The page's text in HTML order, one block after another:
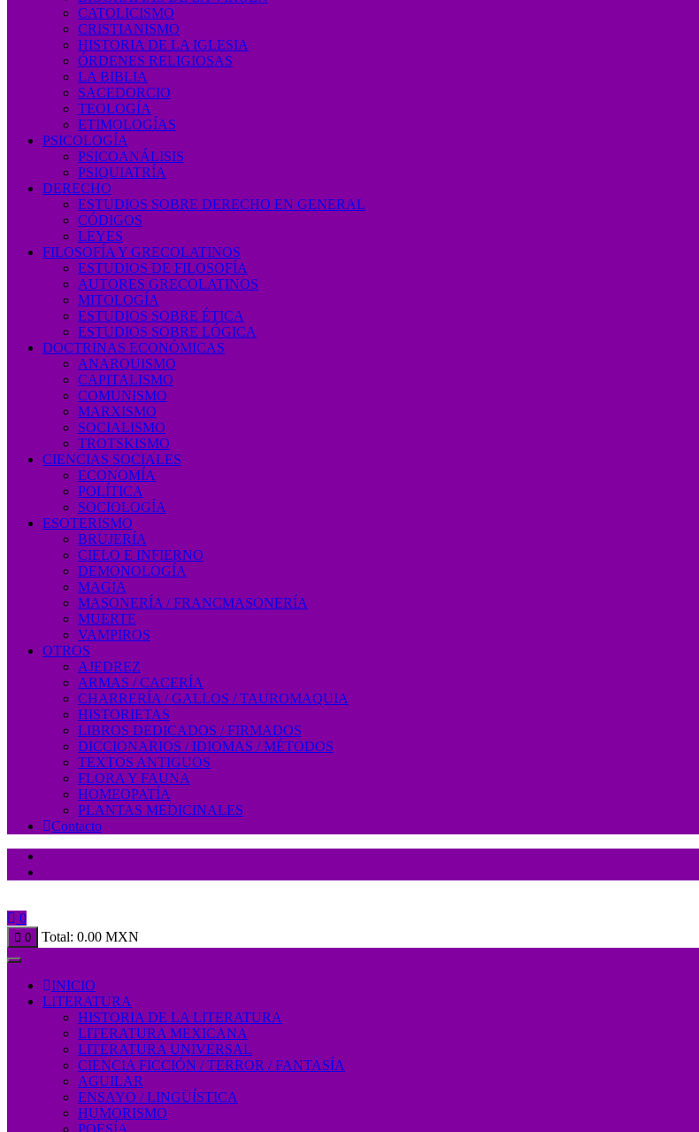
CATOLICISMO
CRISTIANISMO
HISTORIA DE LA IGLESIA
ÓRDENES RELIGIOSAS
LA BIBLIA
SACEDORCIO
TEOLOGÍA
ETIMOLOGÍAS
PSICOLOGÍA
PSICOANÁLISIS
PSIQUIATRÍA
DERECHO
ESTUDIOS SOBRE DERECHO EN GENERAL
CÓDIGOS
LEYES
FILOSOFÍA Y GRECOLATINOS
ESTUDIOS DE FILOSOFÍA
AUTORES GRECOLATINOS
MITOLOGÍA
ESTUDIOS SOBRE ÉTICA
ESTUDIOS SOBRE LÓGICA
DOCTRINAS ECONÓMICAS
ANARQUISMO
CAPITALISMO
COMUNISMO
MARXISMO
SOCIALISMO
TROTSKISMO
CIENCIAS SOCIALES
ECONOMÍA
POLÍTICA
SOCIOLOGÍA
ESOTERISMO
BRUJERÍA
CIELO E INFIERNO
DEMONOLOGÍA
MAGIA
MASONERÍA / FRANCMASONERÍA
MUERTE
VAMPIROS
OTROS
AJEDREZ
ARMAS / CACERÍA
CHARRERÍA / GALLOS / TAUROMAQUIA
HISTORIETAS
LIBROS DEDICADOS / FIRMADOS
DICCIONARIOS / IDIOMAS / MÉTODOS
TEXTOS ANTIGUOS
FLORA Y FAUNA
HOMEOPATÍA
PLANTAS MEDICINALES
Contacto
0
0 Total: 0.00 MXN
INICIO
LITERATURA
HISTORIA DE LA LITERATURA
LITERATURA MEXICANA
LITERATURA UNIVERSAL
CIENCIA FICCIÓN / TERROR / FANTASÍA
AGUILAR
ENSAYO / LINGÜÍSTICA
HUMORISMO
POESÍA